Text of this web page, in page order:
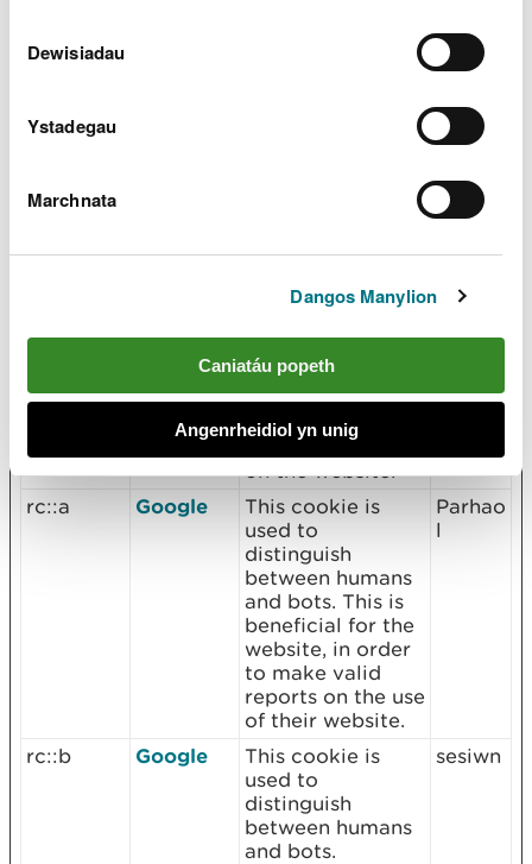
Dewisiadau
Ystadegau
Marchnata
Dangos Manylion
Caniatáu popeth
Angenrheidiol yn unig
manifests
.extensio
Parhao
l
BI platform to
on the website.
.tabs
Microsoft
Used by
Microsoft Power
BI platform to
display graphics
on the website.
l
rc::a Google
This cookie is
used to
distinguish
between humans
and bots. This is
beneficial for the
website, in order
to make valid
reports on the use
of their website.
Parhao
l
rc::b Google
This cookie is
used to
distinguish
between humans
and bots.
sesiwn